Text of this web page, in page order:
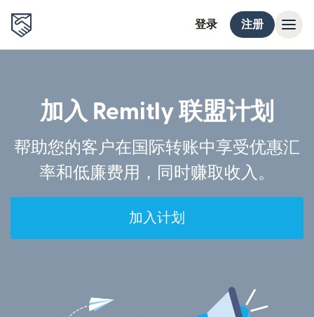
登录 注册
加入 Remitly 联盟计划
帮助您的客户在国际转账中享受优惠汇
率和低廉费用，同时赚取收入。
加入计划